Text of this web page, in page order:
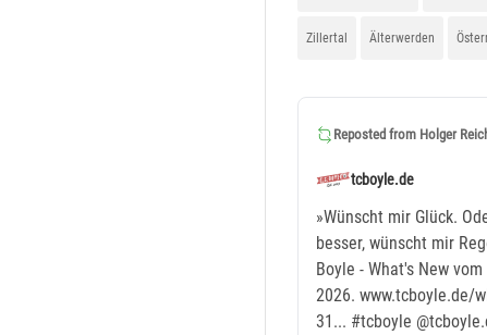
Zillertal Älterwerden
Reposted from Holger
tcboyle.de
»Wünscht mir Glück.
besser, wünscht mir
Boyle - What's New
2026. www.tcboyle.de/
31... #tcboyle